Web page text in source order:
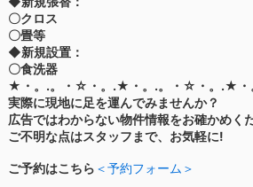
〇クロス
〇畳等
◆新規設置：
〇食洗器
★・。.。・☆・。.★・。.。・☆・。.★・
実際に現地に足を運んでみませんか？
広告ではわからない物件情報をお確かめく
ご不明な点はスタッフまで、お気軽に!
ご予約はこちら ＜予約フォーム＞